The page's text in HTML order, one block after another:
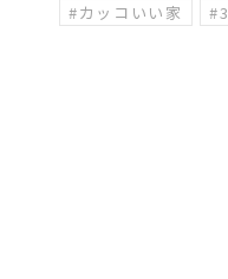
#カッコいい家